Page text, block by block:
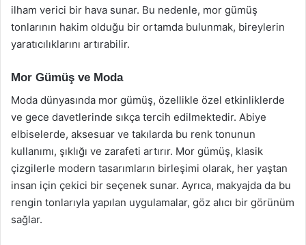
ilham verici bir hava sunar. Bu nedenle, mor gümüş
tonlarının hakim olduğu bir ortamda bulunmak, bireylerin
yaratıcılıklarını artırabilir.
Mor Gümüş ve Moda
Moda dünyasında mor gümüş, özellikle özel etkinliklerde
ve gece davetlerinde sıkça tercih edilmektedir. Abiye
elbiselerde, aksesuar ve takılarda bu renk tonunun
kullanımı, şıklığı ve zarafeti artırır. Mor gümüş, klasik
çizgilerle modern tasarımların birleşimi olarak, her yaştan
insan için çekici bir seçenek sunar. Ayrıca, makyajda da bu
rengin tonlarıyla yapılan uygulamalar, göz alıcı bir görünüm
sağlar.